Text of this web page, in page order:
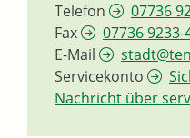
Telefon
07736
Fax
07736 9233-
E-Mail
Servicekonto
Nachricht über